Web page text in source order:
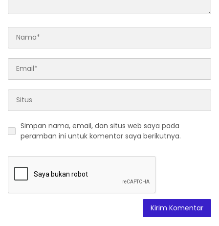
Simpan nama, email, dan situs web saya pada
peramban ini untuk komentar saya berikutnya.